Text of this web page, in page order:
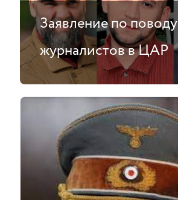
Заявление по поводу
журналистов в ЦАР